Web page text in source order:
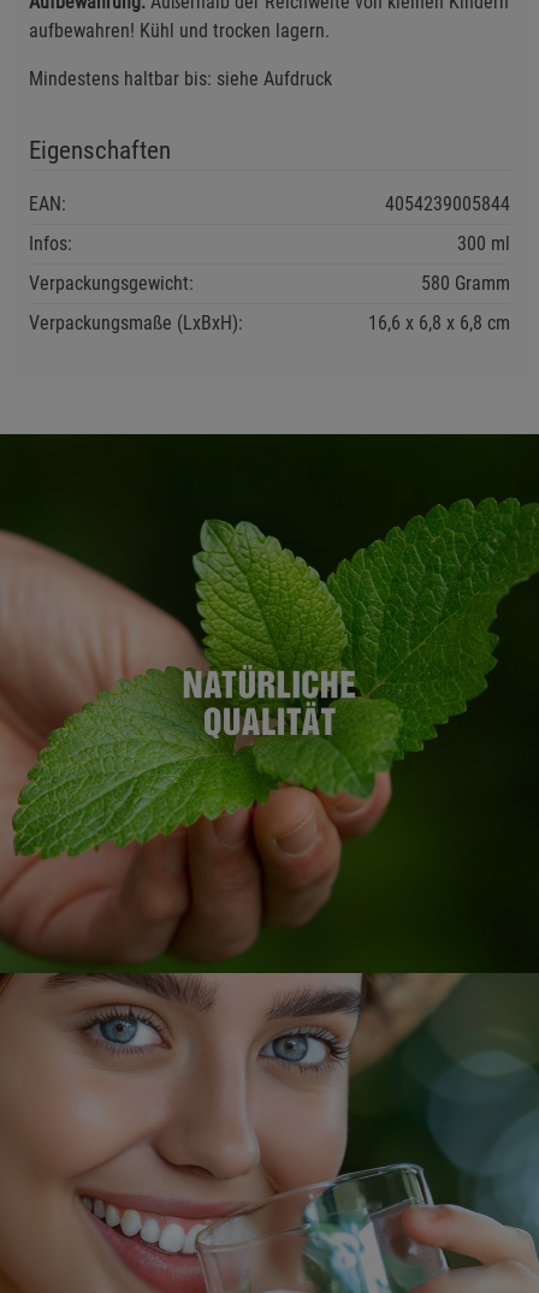
aufbewahren! Kühl und trocken lagern.
Mindestens haltbar bis: siehe Aufdruck
Eigenschaften
EAN:
4054239005844
Infos:
300 ml
Verpackungsgewicht:
580 Gramm
Verpackungsmaße (LxBxH):
16,6 6,8 6,8 cm